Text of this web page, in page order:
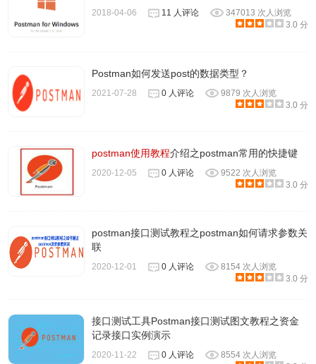
2018-04-06 11 人评论
347013 次人浏览
3.0 分
Postman如何发送post的数据类型？
2021-07-28 0 人评论
9879 次人浏览
3.0 分
postman使用教程介绍之postman常用的快捷键
2020-12-05 0 人评论
9522 次人浏览
3.0 分
postman接口测试教程之postman如何请求参数关
联
2020-12-01 0 人评论
8154 次人浏览
3.0 分
接口测试工具Postman接口测试图文教程之资金
记录接口实例演示
2020-11-22 0 人评论
8554 次人浏览